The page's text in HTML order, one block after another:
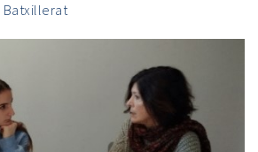
Batxillerat